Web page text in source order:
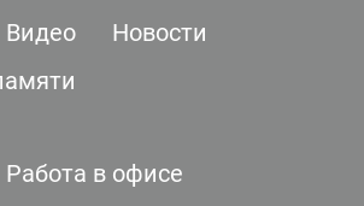
Видео
Новости
Работа в офисе